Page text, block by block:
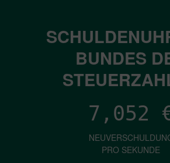
BUNDES
7,052
PRO SEKUNDE